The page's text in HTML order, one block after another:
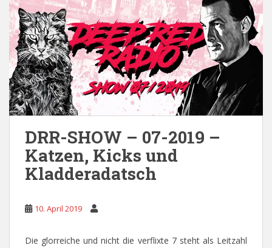
DRR-SHOW – 07-2019 –
Katzen, Kicks und
Kladderadatsch
10. April 2019
Die glorreiche und nicht die verflixte 7 steht als Leitzahl